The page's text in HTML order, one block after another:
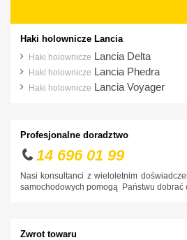
Haki holownicze Lancia
Haki holownicze Lancia Delta
Haki holownicze Lancia Phedra
Haki holownicze Lancia Voyager
Profesjonalne doradztwo
14 696 01 99
Nasi konsultanci z wieloletnim
samochodowych pomogą Państwu dobrać
Zwrot towaru